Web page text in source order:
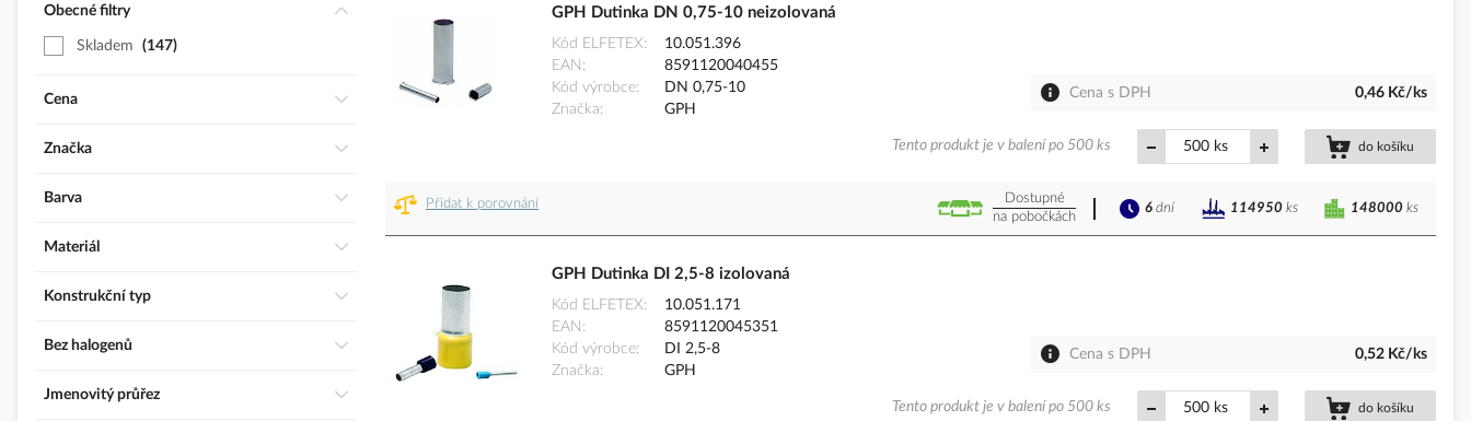
GPH Dutinka DN 0,75-10 neizolovaná
Kód ELFETEX
10.051.396
EAN
8591120040455
Kód výrobce
DN 0,75-10
Značka
GPH
Cena s DPH 0,46 Kč/ks
ks do košíku
Tento produkt je v balení po 500 ks
Přidat k porovnání
Dostupné
na pobočkách
148000 ks
6 dní 114950 ks
GPH Dutinka DI 2,5-8 izolovaná
Kód ELFETEX
10.051.171
EAN
8591120045351
Kód výrobce
DI 2,5-8
Značka
GPH
Cena s DPH 0,52 Kč/ks
ks do košíku
Tento produkt je v balení po 500 ks
Obecné filtry
Skladem 147
Cena
Značka
Barva
Materiál
Konstrukční typ
Bez halogenů
Jmenovitý průřez